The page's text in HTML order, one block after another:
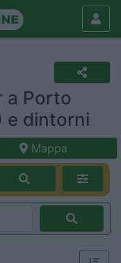
a Porto
e dintorni
Mappa